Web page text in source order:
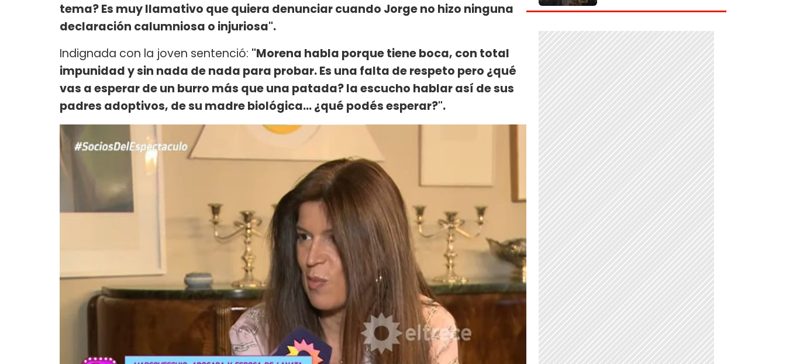
tema? Es muy llamativo que quiera denunciar cuando Jorge no hizo ninguna
declaración calumniosa o injuriosa".
Indignada con la joven sentenció: "Morena habla porque tiene boca, con total
impunidad y sin nada de nada para probar. Es una falta de respeto pero ¿qué
vas a esperar de un burro más que una patada? la escucho hablar así de sus
padres adoptivos, de su madre biológica... ¿qué podés esperar?".